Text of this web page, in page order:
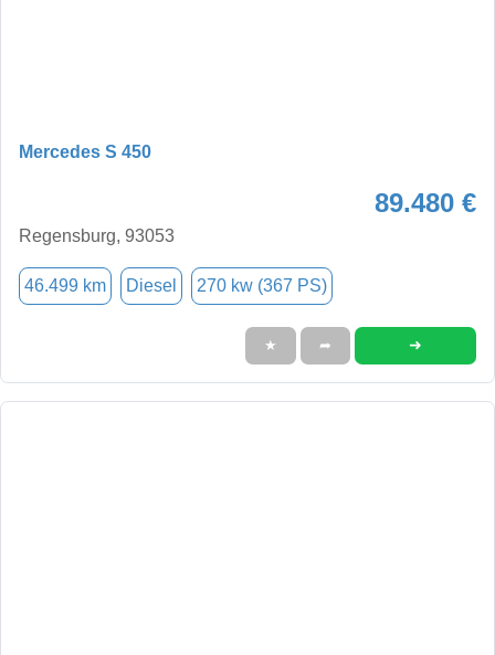
Mercedes S 450
89.480 €
Regensburg, 93053
46.499 km Diesel 270 kw (367 PS)
★ ➦ ➜